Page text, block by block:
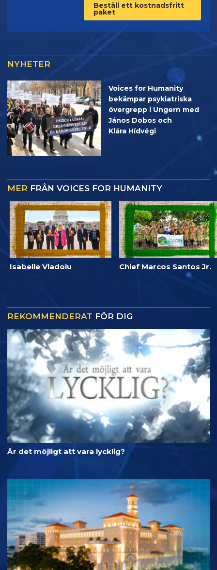
Beställ ett kostnadsfritt
paket
NYHETER
Voices for Humanity
bekämpar psykiatriska
övergrepp i Ungern med
János Dobos och
Klára Hídvégi
MER FRÅN VOICES FOR HUMANITY
Isabelle Vladoiu Chief Marcos Santos Jr.
REKOMMENDERAT FÖR DIG
Är det möjligt att vara lycklig?